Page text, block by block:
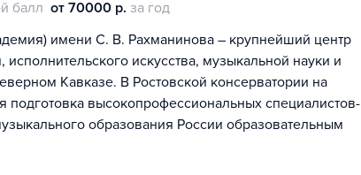
балл от 70000 р. за год
имени С. В. Рахманинова – крупнейший центр
искусства, музыкальной науки и
Кавказе. В Ростовской консерватории на
подготовка высокопрофессиональных специалистов-
образования России образовательным